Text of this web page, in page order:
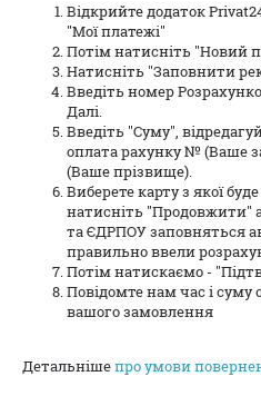
Відкрийте додаток
"Мої платежі"
Потім натисніть "Новий
Натисніть "Заповнити
Введіть номер
Далі.
Введіть "Суму",
оплата рахунку № (Ваше
(Ваше прізвище).
Виберете карту з якої
натисніть "Продовжити"
та ЄДРПОУ заповняться
правильно ввели
Потім натискаємо -
Повідомте нам час і суму
вашого замовлення
Детальнiшепро умови